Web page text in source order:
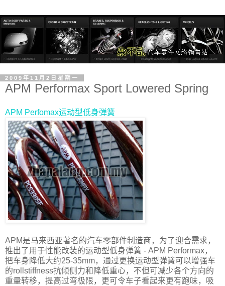
2009年11月2日星期一
APM Performax Sport Lowered Spring
APM Perfomax运动型低身弹簧
APM是马来西亚著名的汽车零部件制造商，为了迎合需求，
推出了用于性能改装的运动型低身弹簧 - APM Performax，
把车身降低大约25-35mm，通过更换运动型弹簧可以增强车
的rollstiffness抗倾侧力和降低重心，不但可减少各个方向的
重量转移，提高过弯极限，更可令车子看起来更有跑味，吸